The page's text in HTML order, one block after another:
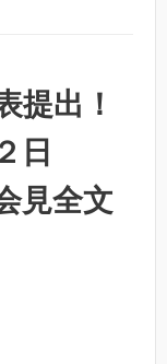
提出！
日
見全文